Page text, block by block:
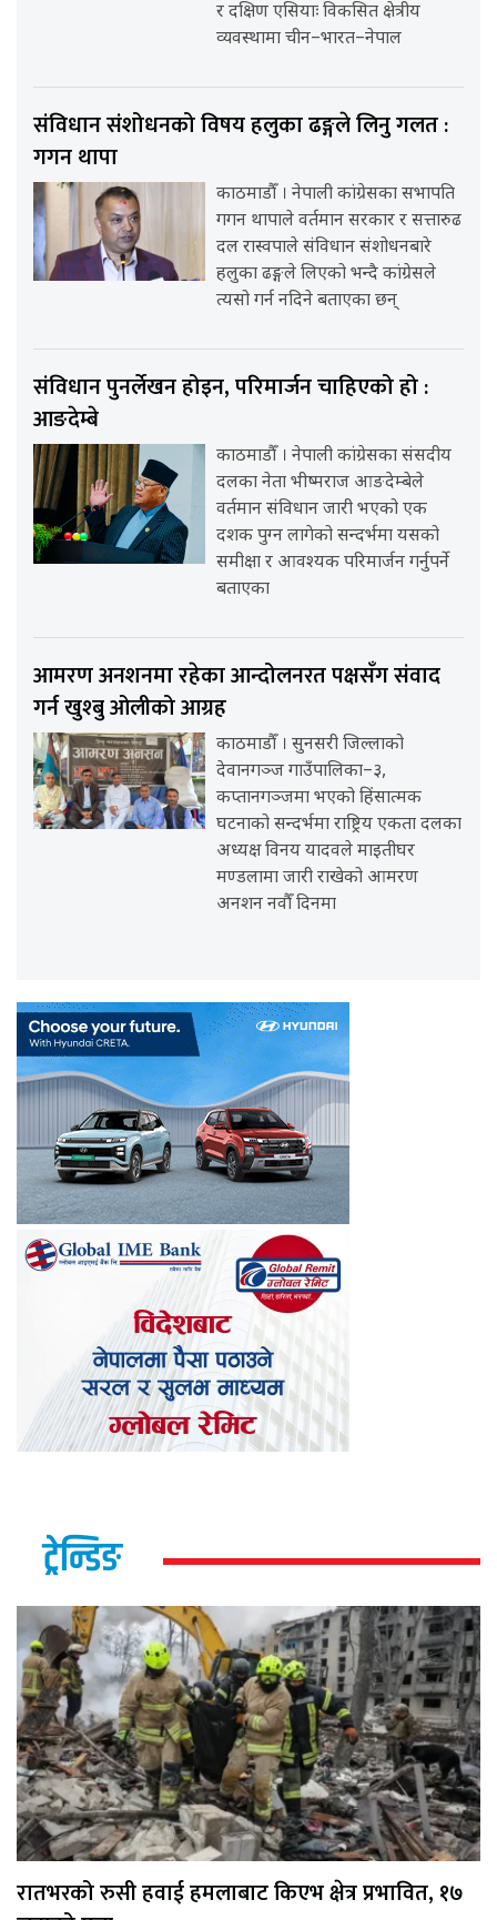
र दक्षिण एसियाः विकसित क्षेत्रीय
व्यवस्थामा चीन–भारत–नेपाल
संविधान संशोधनको विषय हलुका ढङ्गले लिनु गलत :
गगन थापा
काठमाडौँ । नेपाली कांग्रेसका सभापति
गगन थापाले वर्तमान सरकार र सत्तारुढ
दल रास्वपाले संविधान संशोधनबारे
हलुका ढङ्गले लिएको भन्दै कांग्रेसले
त्यसो गर्न नदिने बताएका छन्
संविधान पुनर्लेखन होइन, परिमार्जन चाहिएको हो :
आङदेम्बे
काठमाडौँ । नेपाली कांग्रेसका संसदीय
दलका नेता भीष्मराज आङदेम्बेले
वर्तमान संविधान जारी भएको एक
दशक पुग्न लागेको सन्दर्भमा यसको
समीक्षा र आवश्यक परिमार्जन गर्नुपर्ने
बताएका
आमरण अनशनमा रहेका आन्दोलनरत पक्षसँग संवाद
गर्न खुश्बु ओलीको आग्रह
काठमाडौँ । सुनसरी जिल्लाको
देवानगञ्ज गाउँपालिका–३,
कप्तानगञ्जमा भएको हिंसात्मक
घटनाको सन्दर्भमा राष्ट्रिय एकता दलका
अध्यक्ष विनय यादवले माइतीघर
मण्डलामा जारी राखेको आमरण
अनशन नवौँ दिनमा
ट्रेन्डिङ
रातभरको रुसी हवाई हमलाबाट किएभ क्षेत्र प्रभावित, १७